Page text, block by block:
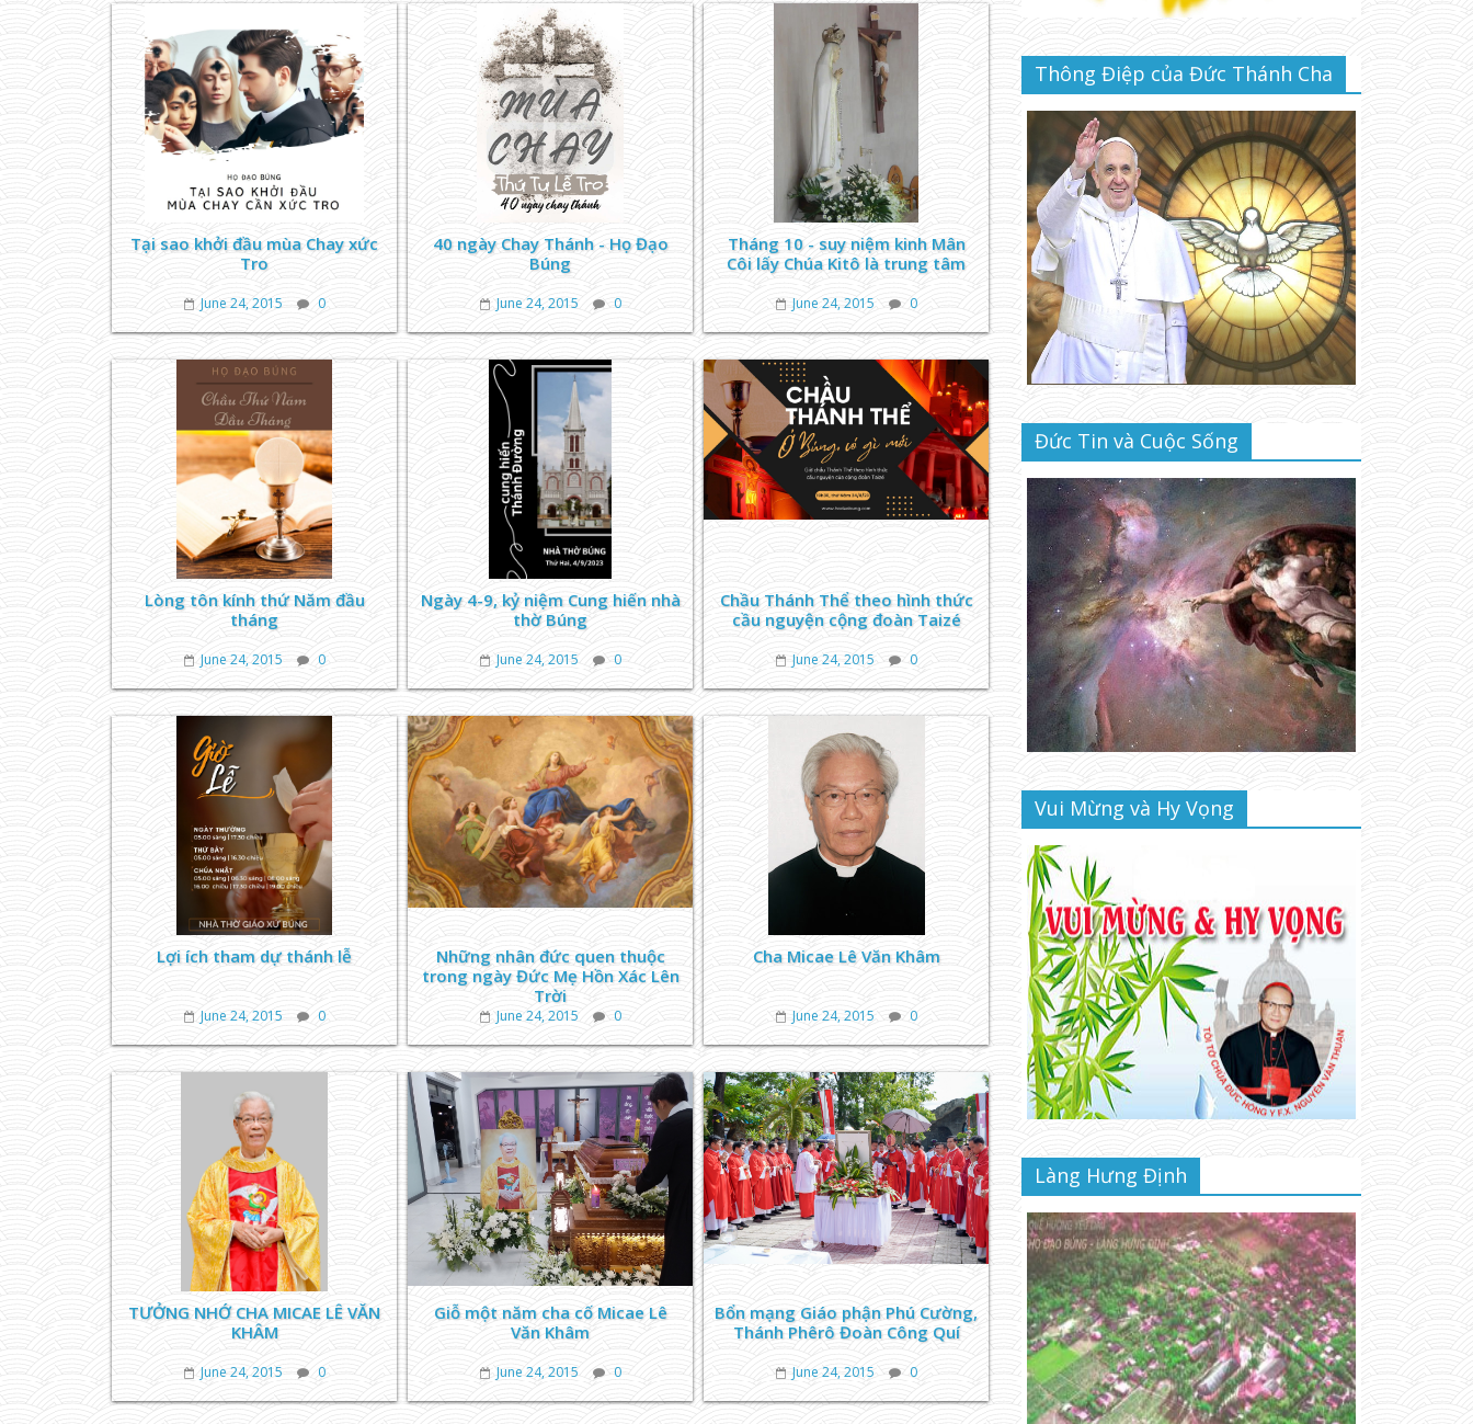
Tại sao khởi đầu mùa Chay xức
Tro
June 24, 2015 0
40 ngày Chay Thánh - Họ Đạo
Búng
June 24, 2015 0
Tháng 10 - suy niệm kinh Mân
Côi lấy Chúa Kitô là trung tâm
June 24, 2015 0
Lòng tôn kính thứ Năm đầu
tháng
June 24, 2015 0
Ngày 4-9, kỷ niệm Cung hiến nhà
thờ Búng
June 24, 2015 0
Chầu Thánh Thể theo hình thức
cầu nguyện cộng đoàn Taizé
June 24, 2015 0
Lợi ích tham dự thánh lễ
June 24, 2015 0
Những nhân đức quen thuộc
trong ngày Đức Mẹ Hồn Xác Lên
Trời
June 24, 2015 0
Cha Micae Lê Văn Khâm
June 24, 2015 0
TƯỞNG NHỚ CHA MICAE LÊ VĂN
KHÂM
June 24, 2015 0
Giỗ một năm cha cố Micae Lê
Văn Khâm
June 24, 2015 0
Bổn mạng Giáo phận Phú Cường,
Thánh Phêrô Đoàn Công Quí
June 24, 2015 0
Thông Điệp của Đức Thánh Cha
Đức Tin và Cuộc Sống
Vui Mừng và Hy Vọng
Làng Hưng Định